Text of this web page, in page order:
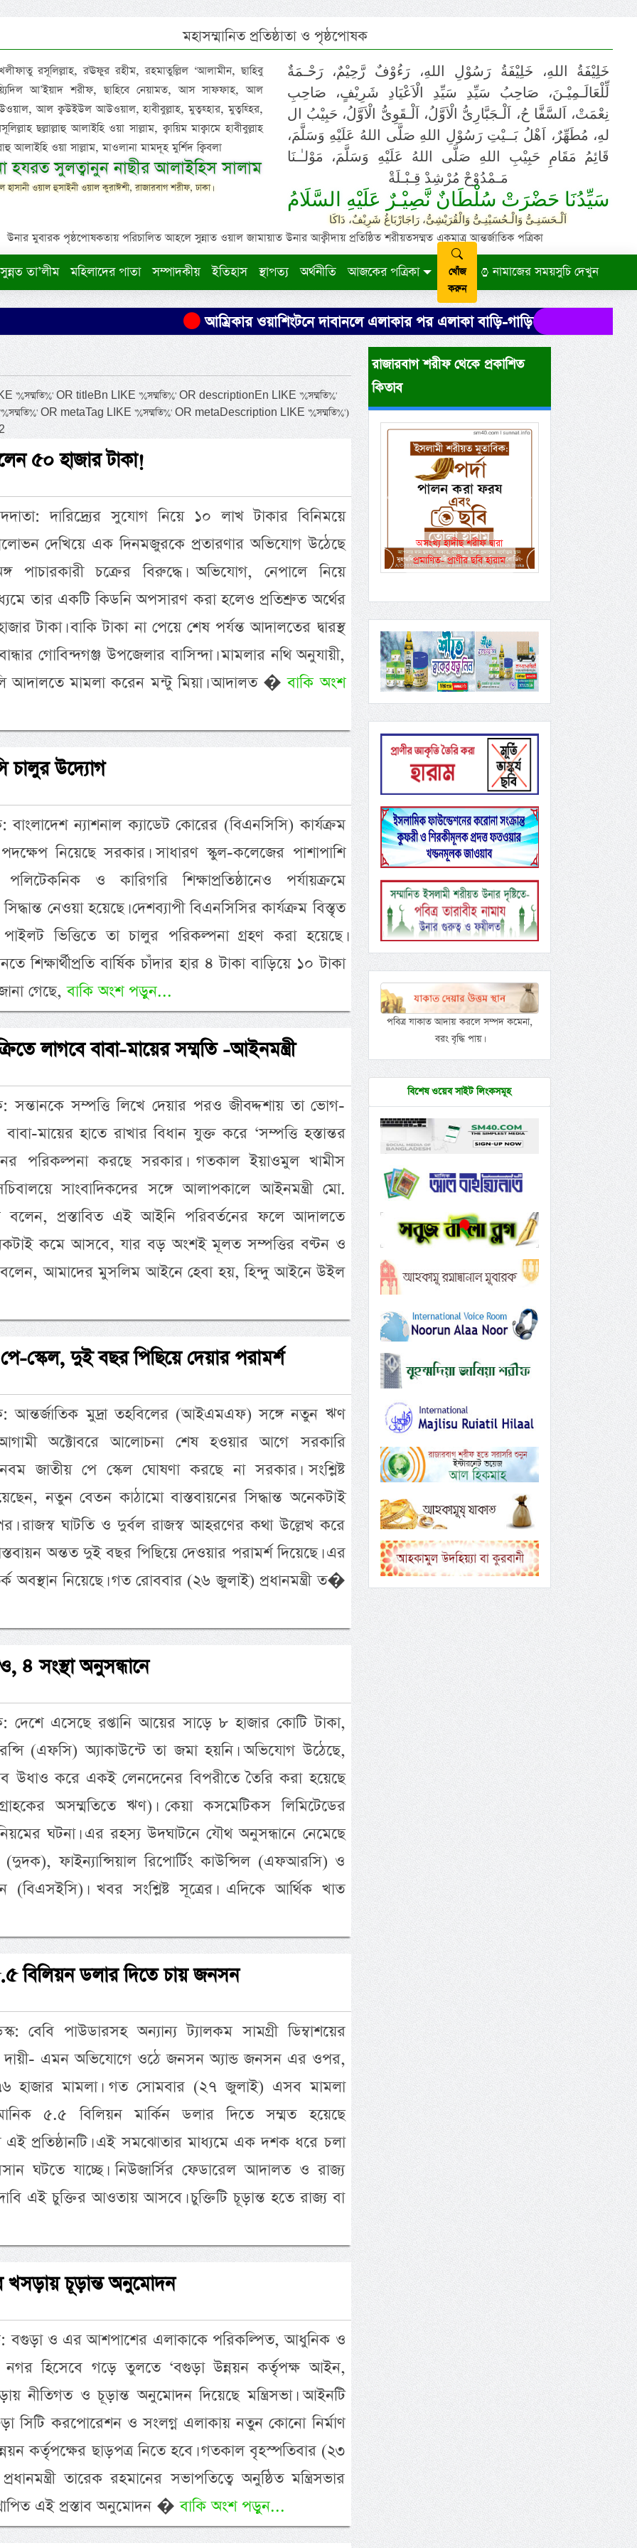
মহাসম্মানিত প্রতিষ্ঠাতা ও পৃষ্ঠপোষক
রসূলিল্লাহ, রঊফুর রহীম, রহমাতুল্লিল ‘আলামীন, ছাহিবু
আ’ইয়াদ শরীফ, ছাহিবে নেয়ামত, আস সাফফাহ, আল
আল ক্বউইউল আউওয়াল, হাবীবুল্লাহ, মুত্বহ্হার, মুত্বহ্হির,
ছল্লাল্লাহু আলাইহি ওয়া সাল্লাম, ক্বায়িম মাক্বামে হাবীবুল্লাহ
আলাইহি ওয়া সাল্লাম, মাওলানা মামদূহ মুর্শিদ ক্বিবলা
হযরত সুলত্বানুন নাছীর আলাইহিস সালাম
ওয়াল হুসাইনী ওয়াল কুরাঈশী, রাজারবাগ শরীফ, ঢাকা।
خَلِيْفَةُ اللهِ، خَلِيْفَةُ رَسُوْلِ اللهِ، رَءُوْفٌ رَّحِيْمٌ، رَحْـمَةٌ
لِّلْعَالَـمِيْـنَ، صَاحِبُ سَيِّدِ سَيِّدِ الْاَعْيَادِ شَرِيْفٍ، صَاحِبِ
نِعْمَتْ، اَلسَّفَّا حُ، اَلْـجَبَّارِىُّ الْاَوَّلُ، اَلْـقَوِىُّ الْاَوَّلُ، حَبِيْبُ ال
لهِ، مُطَهِّرٌ، اَهْلُ بَــيْتِ رَسُوْلِ اللهِ صَلَّى اللهُ عَلَيْهِ وَسَلَّمَ،
قَائِمُ مَقَامِ حَبِيْبِ اللهِ صَلَّى اللهُ عَلَيْهِ وَسَلَّمَ، مَوْلـٰـنَا
مَـمْدُوْحْ مُرْشِدْ قِـبْـلَةْ
سَيِّدُنَا حَضْرَتْ سُلْطَانٌ نَّصِيْـرٌ عَلَيْهِ السَّلَامُ
اَلْـحَسَنِـىُّ وَالْـحُسَيْنِـىُّ وَالْقُرَيْشِىُّ، رَاجَارْبَاغُ شَرِيْفٌ، دَاكَا
উনার মুবারক পৃষ্ঠপোষকতায় পরিচালিত আহলে সুন্নাত ওয়াল জামায়াত উনার আক্বীদায় প্রতিষ্ঠিত শরীয়তসম্মত একমাত্র আন্তর্জাতিক পত্রিকা
সুন্নত তা’লীম মহিলাদের পাতা সম্পাদকীয় ইতিহাস স্থাপত্য অর্থনীতি আজকের পত্রিকা
খোঁজ
করুন
নামাজের সময়সুচি দেখুন
আম্রিকার ওয়াশিংটনে দাবানলে এলাকার পর এলাকা বাড়ি-গাড়িসহ এভাবেই পুড়ে ছাই হয়ে
OR titleBn LIKE '%সম্মতি%' OR descriptionEn LIKE '%সম্মতি%'
OR metaTag LIKE '%সম্মতি%' OR metaDescription LIKE '%সম্মতি%')
৫০ হাজার টাকা!
দারিদ্র্যের সুযোগ নিয়ে ১০ লাখ টাকার বিনিময়ে
দেখিয়ে এক দিনমজুরকে প্রতারণার অভিযোগ উঠেছে
পাচারকারী চক্রের বিরুদ্ধে। অভিযোগ, নেপালে নিয়ে
তার একটি কিডনি অপসারণ করা হলেও প্রতিশ্রুত অর্থের
টাকা। বাকি টাকা না পেয়ে শেষ পর্যন্ত আদালতের দ্বারস্থ
গোবিন্দগঞ্জ উপজেলার বাসিন্দা। মামলার নথি অনুযায়ী,
আদালতে মামলা করেন মন্টু মিয়া। আদালত �বাকি অংশ
চালুর উদ্যোগ
বাংলাদেশ ন্যাশনাল ক্যাডেট কোরের (বিএনসিসি) কার্যক্রম
নিয়েছে সরকার। সাধারণ স্কুল-কলেজের পাশাপাশি
ও কারিগরি শিক্ষাপ্রতিষ্ঠানেও পর্যায়ক্রমে
নেওয়া হয়েছে। দেশব্যাপী বিএনসিসির কার্যক্রম বিস্তৃত
ভিত্তিতে তা চালুর পরিকল্পনা গ্রহণ করা হয়েছে।
শিক্ষার্থীপ্রতি বার্ষিক চাঁদার হার ৪ টাকা বাড়িয়ে ১০ টাকা
জানা গেছে,বাকি অংশ পড়ুন...
লাগবে বাবা-মায়ের সম্মতি -আইনমন্ত্রী
সন্তানকে সম্পত্তি লিখে দেয়ার পরও জীবদ্দশায় তা ভোগ-
মায়ের হাতে রাখার বিধান যুক্ত করে ‘সম্পত্তি হস্তান্তর
পরিকল্পনা করছে সরকার। গতকাল ইয়াওমুল খামীস
সাংবাদিকদের সঙ্গে আলাপকালে আইনমন্ত্রী মো.
বলেন, প্রস্তাবিত এই আইনি পরিবর্তনের ফলে আদালতে
কমে আসবে, যার বড় অংশই মূলত সম্পত্তির বণ্টন ও
বলেন, আমাদের মুসলিম আইনে হেবা হয়, হিন্দু আইনে উইল
স্কেল, দুই বছর পিছিয়ে দেয়ার পরামর্শ
আন্তর্জাতিক মুদ্রা তহবিলের (আইএমএফ) সঙ্গে নতুন ঋণ
অক্টোবরে আলোচনা শেষ হওয়ার আগে সরকারি
নবম জাতীয় পে স্কেল ঘোষণা করছে না সরকার। সংশ্লিষ্ট
নতুন বেতন কাঠামো বাস্তবায়নের সিদ্ধান্ত অনেকটাই
রাজস্ব ঘাটতি ও দুর্বল রাজস্ব আহরণের কথা উল্লেখ করে
অন্তত দুই বছর পিছিয়ে দেওয়ার পরামর্শ দিয়েছে। এর
অবস্থান নিয়েছে। গত রোববার (২৬ জুলাই) প্রধানমন্ত্রী ত�
৪ সংস্থা অনুসন্ধানে
দেশে এসেছে রপ্তানি আয়ের সাড়ে ৮ হাজার কোটি টাকা,
(এফসি) অ্যাকাউন্টে তা জমা হয়নি। অভিযোগ উঠেছে,
উধাও করে একই লেনদেনের বিপরীতে তৈরি করা হয়েছে
অসম্মতিতে ঋণ)। কেয়া কসমেটিকস লিমিটেডের
ঘটনা। এর রহস্য উদঘাটনে যৌথ অনুসন্ধানে নেমেছে
(দুদক), ফাইন্যান্সিয়াল রিপোর্টিং কাউন্সিল (এফআরসি) ও
(বিএসইসি)। খবর সংশ্লিষ্ট সূত্রের। এদিকে আর্থিক খাত
বিলিয়ন ডলার দিতে চায় জনসন
বেবি পাউডারসহ অন্যান্য ট্যালকম সামগ্রী ডিম্বাশয়ের
দায়ী- এমন অভিযোগে ওঠে জনসন অ্যান্ড জনসন এর ওপর,
হাজার মামলা। গত সোমবার (২৭ জুলাই) এসব মামলা
৫.৫ বিলিয়ন মার্কিন ডলার দিতে সম্মত হয়েছে
এই প্রতিষ্ঠানটি। এই সমঝোতার মাধ্যমে এক দশক ধরে চলা
ঘটতে যাচ্ছে। নিউজার্সির ফেডারেল আদালত ও রাজ্য
এই চুক্তির আওতায় আসবে। চুক্তিটি চূড়ান্ত হতে রাজ্য বা
খসড়ায় চূড়ান্ত অনুমোদন
বগুড়া ও এর আশপাশের এলাকাকে পরিকল্পিত, আধুনিক ও
নগর হিসেবে গড়ে তুলতে ‘বগুড়া উন্নয়ন কর্তৃপক্ষ আইন,
নীতিগত ও চূড়ান্ত অনুমোদন দিয়েছে মন্ত্রিসভা। আইনটি
সিটি করপোরেশন ও সংলগ্ন এলাকায় নতুন কোনো নির্মাণ
কর্তৃপক্ষের ছাড়পত্র নিতে হবে। গতকাল বৃহস্পতিবার (২৩
তারেক রহমানের সভাপতিত্বে অনুষ্ঠিত মন্ত্রিসভার
এই প্রস্তাব অনুমোদন �বাকি অংশ পড়ুন...
রাজারবাগ শরীফ থেকে প্রকাশিত
কিতাব
একই রানওয়েতে সামরিক-
বেসামরিক ফ্লাইট!
পবিত্র যাকাত আদায় করলে সম্পদ কমেনা,
বরং বৃদ্ধি পায়।
বিশেষ ওয়েব সাইট লিংকসমূহ